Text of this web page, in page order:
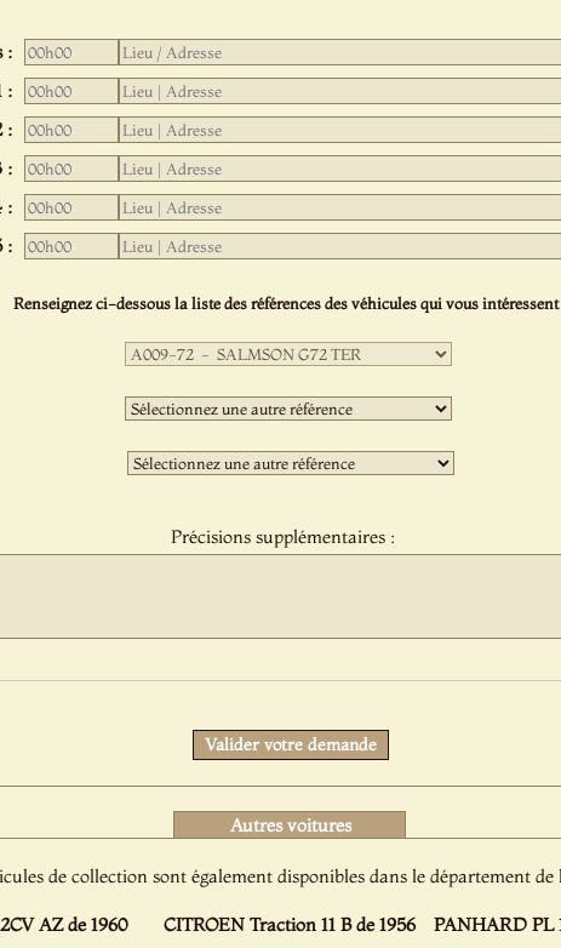
:
:
:
:
:
:
Renseignez ci-dessous la liste des références des véhicules qui vous intéressent
Première
sélection
:Deuxième
sélection
:Troisième
sélection
Précisions supplémentaires :
Valider votre demande
Autres voitures
de collection sont également disponibles dans le département
AZ de 1960 CITROEN Traction 11 B de 1956 PANHARD PL